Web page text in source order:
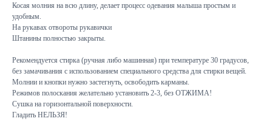
Косая молния на всю длину, делает процесс одевания малыша простым и
удобным.
На рукавах отвороты рукавички
Штанины полностью закрыты.
Рекомендуется стирка (ручная либо машинная) при температуре 30 градусов,
без замачивания с использованием специального средства для стирки вещей.
Молнии и кнопки нужно застегнуть, освободить карманы.
Режимов полоскания желательно установить 2-3, без ОТЖИМА!
Сушка на горизонтальной поверхности.
Гладить НЕЛЬЗЯ!